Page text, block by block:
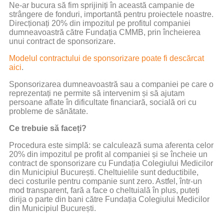
Ne-ar bucura să fim sprijiniți în această campanie de
strângere de fonduri, importantă pentru proiectele noastre.
Direcționați 20% din impozitul pe profitul companiei
dumneavoastră către Fundația CMMB, prin încheierea
unui contract de sponsorizare.
Modelul contractului de sponsorizare poate fi descărcat
aici.
Sponsorizarea dumneavoastră sau a companiei pe care o
reprezentați ne permite să intervenim și să ajutam
persoane aflate în dificultate financiară, socială ori cu
probleme de sănătate.
Ce trebuie să faceți?
Procedura este simplă: se calculează suma aferenta celor
20% din impozitul pe profit al companiei și se încheie un
contract de sponsorizare cu Fundația Colegiului Medicilor
din Municipiul București. Cheltuielile sunt deductibile,
deci costurile pentru companie sunt zero. Astfel, într-un
mod transparent, fară a face o cheltuială în plus, puteți
dirija o parte din bani către Fundația Colegiului Medicilor
din Municipiul București.